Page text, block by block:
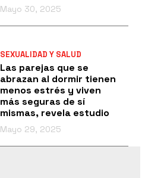
Mayo 30, 2025
SEXUALIDAD Y SALUD
Las parejas que se
abrazan al dormir tienen
menos estrés y viven
más seguras de sí
mismas, revela estudio
Mayo 29, 2025